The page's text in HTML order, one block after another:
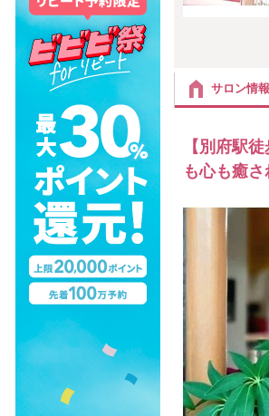
サロン情報
【別府駅
も心も癒